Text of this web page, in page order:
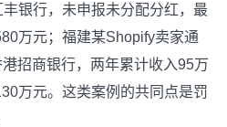
银行，未申报未分配分红，最
万元；福建某Shopify卖家通
招商银行，两年累计收入95万
万元。这类案例的共同点是罚